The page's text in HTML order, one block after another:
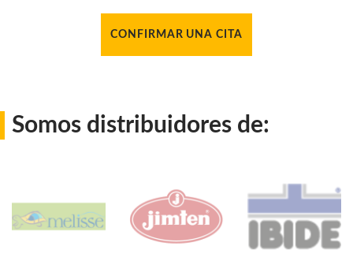
CONFIRMAR UNA CITA
Somos distribuidores de: